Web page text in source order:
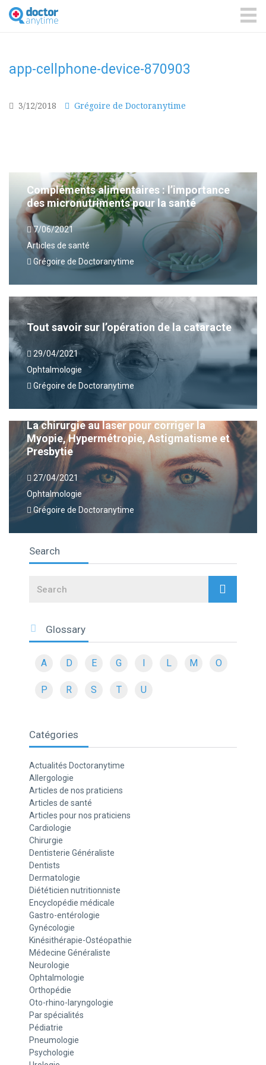
DoctorAnyTime
You
are
app-cellphone-device-870903
3/12/2018 Grégoire de Doctoranytime
Compléments alimentaires : l’importance
des micronutriments pour la santé
7/06/2021
Articles de santé
Grégoire de Doctoranytime
Tout savoir sur l’opération de la cataracte
29/04/2021
Ophtalmologie
Grégoire de Doctoranytime
La chirurgie au laser pour corriger la
Myopie, Hypermétropie, Astigmatisme et
Presbytie
27/04/2021
Ophtalmologie
Grégoire de Doctoranytime
Search
Search
Glossary
A D E G L M O
P R S T U
Catégories
Actualités Doctoranytime
Allergologie
Articles de nos praticiens
Articles de santé
Articles pour nos praticiens
Cardiologie
Chirurgie
Dentisterie Généraliste
Dentists
Dermatologie
Diététicien nutritionniste
Encyclopédie médicale
Gastro-entérologie
Gynécologie
Kinésithérapie-Ostéopathie
Médecine Généraliste
Neurologie
Ophtalmologie
Orthopédie
Oto-rhino-laryngologie
Par spécialités
Pédiatrie
Pneumologie
Psychologie